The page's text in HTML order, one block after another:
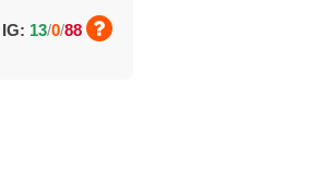
IG: 13/0/88